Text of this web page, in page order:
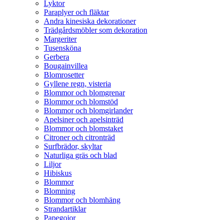
Lyktor
Paraplyer och fläktar
Andra kinesiska dekorationer
Trädgårdsmöbler som dekoration
Margeriter
Tusensköna
Gerbera
Bougainvillea
Blomrosetter
Gyllene regn, visteria
Blommor och blomgrenar
Blommor och blomstöd
Blommor och blomgirlander
Apelsiner och apelsinträd
Blommor och blomstaket
Citroner och citronträd
Surfbrädor, skyltar
Naturliga gräs och blad
Liljor
Hibiskus
Blommor
Blomning
Blommor och blomhäng
Strandartiklar
Papegojor